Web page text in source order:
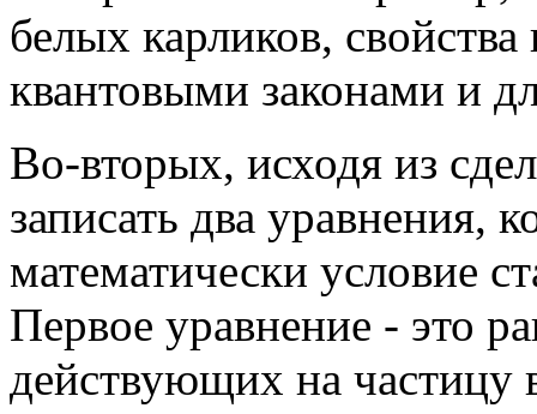
белых карликов,
квантовыми законами и
Во-вторых, исходя из
записать два уравнения,
математически условие
Первое уравнение - это
действующих на частицу